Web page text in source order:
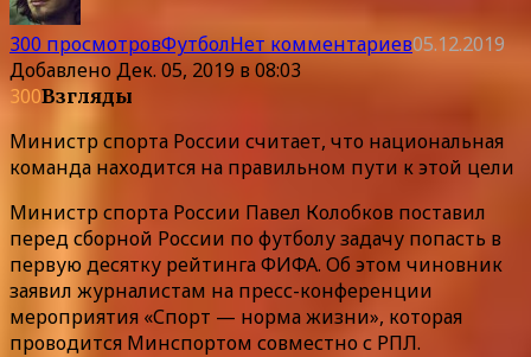
300 просмотровФутболНет комментариев05.12.2019
ДобавленоДек. 05, 2019 в 08:03
300Взгляды
Министр спорта России считает, что национальная
команда находится на правильном пути к этой цели
Министр спорта России Павел Колобков поставил
перед сборной России по футболу задачу попасть в
первую десятку рейтинга ФИФА. Об этом чиновник
заявил журналистам на пресс-конференции
мероприятия «Спорт — норма жизни», которая
проводится Минспортом совместно с РПЛ.